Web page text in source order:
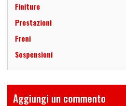
Finiture
Prestazioni
Freni
Sospensioni
Aggiungi un commento